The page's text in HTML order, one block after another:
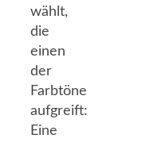
wählt,
die
einen
der
Farbtöne
aufgreift:
Eine